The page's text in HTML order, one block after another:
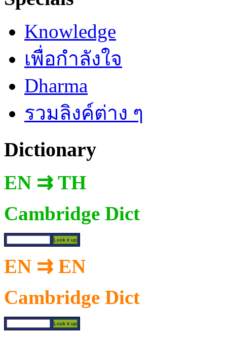
Knowledge
เพื่อกำลังใจ
Dharma
รวมลิงค์ต่าง ๆ
Dictionary
EN ⇉ TH
Cambridge Dict
EN ⇉ EN
Cambridge Dict